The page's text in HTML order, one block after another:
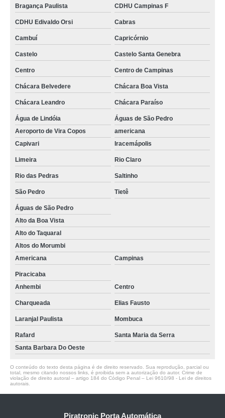
Bragança Paulista CDHU Campinas F
CDHU Edivaldo Orsi Cabras
Cambuí Capricórnio
Castelo Castelo Santa Genebra
Centro Centro de Campinas
Chácara Belvedere Chácara Boa Vista
Chácara Leandro Chácara Paraíso
Água de Lindóia
Águas de São Pedro
Aeroporto de Vira Copos
americana
Capivari
Iracemápolis
Limeira Rio Claro
Rio das Pedras Saltinho
São Pedro Tietê
Águas de São Pedro
Alto da Boa Vista
Alto do Taquaral
Altos do Morumbi
Americana
Campinas
Piracicaba
Anhembi
Centro
Charqueada Elias Fausto
Laranjal Paulista Mombuca
Rafard
Santa Maria da Serra
Santa Barbara Do Oeste
O conteúdo do texto desta página é de direito reservado. Sua reprodução, parcial ou
total, mesmo citando nossos links, é proibida sem a autorização do autor. Crime de
violação de direito autoral – artigo 184 do Código Penal – Lei 9610/98 - Lei de direitos
autorais
Piratronic Porta Automática